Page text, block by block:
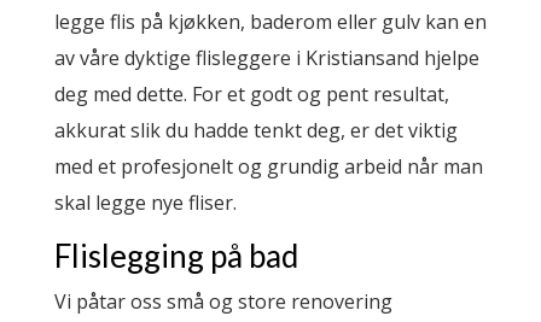
legge flis på kjøkken, baderom eller gulv kan en
av våre dyktige flisleggere i Kristiansand hjelpe
deg med dette. For et godt og pent resultat,
akkurat slik du hadde tenkt deg, er det viktig
med et profesjonelt og grundig arbeid når man
skal legge nye fliser.
Flislegging på bad
Vi påtar oss små og store renovering